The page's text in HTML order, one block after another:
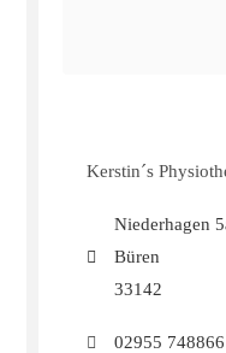
Kerstin´s
Niederhagen
Büren
33142
02955 748866